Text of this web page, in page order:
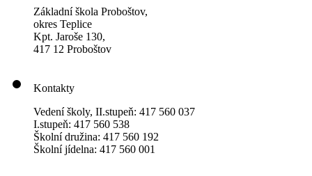
Základní škola Proboštov,
okres Teplice
Kpt. Jaroše 130,
417 12 Proboštov
Kontakty
Vedení školy, II.stupeň: 417 560 037
I.stupeň: 417 560 538
Školní družina: 417 560 192
Školní jídelna: 417 560 001